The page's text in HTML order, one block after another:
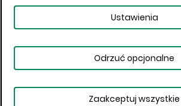
Copyright © 2026 BOŚ | BOSSA.PL
Warunki korzystania
Dane osobowe
Ustawienia
Odrzuć opcjonalne
Zaakceptuj wszystkie